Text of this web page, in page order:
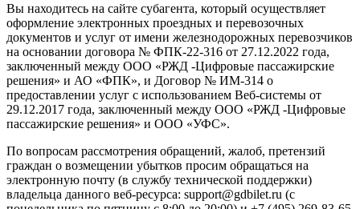
Вы находитесь на сайте субагента, который осуществляет
оформление электронных проездных и перевозочных
документов и услуг от имени железнодорожных перевозчиков
на основании договора № ФПК-22-316 от 27.12.2022 года,
заключенный между ООО «РЖД -Цифровые пассажирские
решения» и АО «ФПК», и Договор № ИМ-314 о
предоставлении услуг с использованием Веб-системы от
29.12.2017 года, заключенный между ООО «РЖД -Цифровые
пассажирские решения» и ООО «УФС».
По вопросам рассмотрения обращений, жалоб, претензий
граждан о возмещении убытков просим обращаться на
электронную почту (в службу технической поддержки)
владельца данного веб-ресурса: support@gdbilet.ru (с